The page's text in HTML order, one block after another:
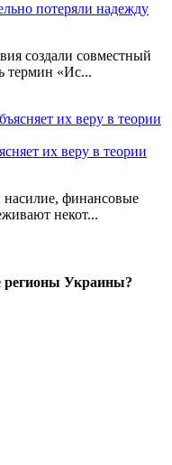
потеряли надежду
создали совместный
термин «Ис...
их веру в теории
насилие, финансовые
некот...
регионы Украины?